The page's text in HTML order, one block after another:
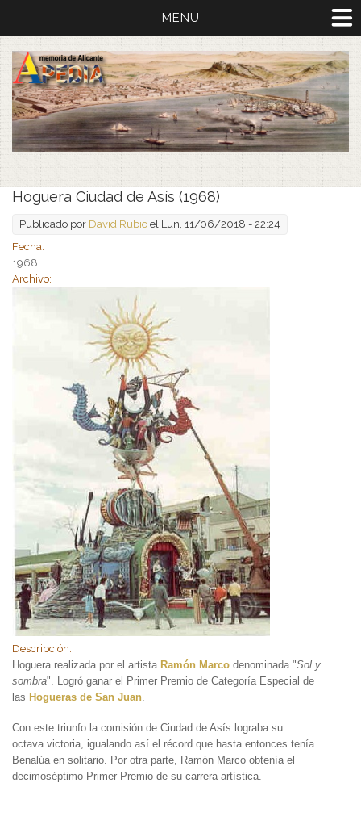
MENU
Hoguera Ciudad de Asís (1968)
Publicado por David Rubio el Lun, 11/06/2018 - 22:24
Fecha:
1968
Archivo:
Descripción:
Hoguera realizada por el artista Ramón Marco denominada "Sol y
sombra". Logró ganar el Primer Premio de Categoría Especial de
las Hogueras de San Juan
Con este triunfo la comisión de Ciudad de Asís lograba su
octava victoria, igualando así el récord que hasta entonces tenía
Benalúa en solitario. Por otra parte, Ramón Marco obtenía el
decimoséptimo Primer Premio de su carrera artística.